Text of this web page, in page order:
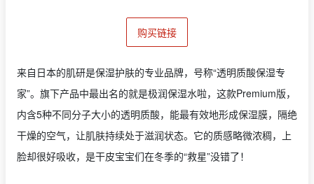
购买链接
来自日本的肌研是保湿护肤的专业品牌，号称“透明质酸保湿专
家”。旗下产品中最出名的就是极润保湿水啦，这款Premium版，
内含5种不同分子大小的透明质酸，能最有效地形成保湿膜，隔绝
干燥的空气，让肌肤持续处于滋润状态。它的质感略微浓稠，上
脸却很好吸收，是干皮宝宝们在冬季的“救星”没错了！